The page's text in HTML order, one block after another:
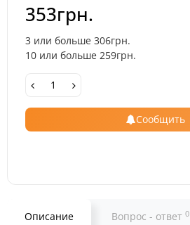
353грн.
3 или больше 306грн.
10 или больше 259грн.
Сообщить
Описание Вопрос - ответ 0